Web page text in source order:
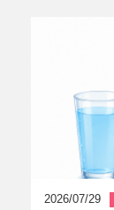
2026/07/29